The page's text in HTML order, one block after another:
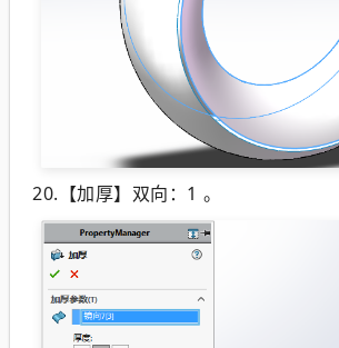
20.【加厚】双向：1 。